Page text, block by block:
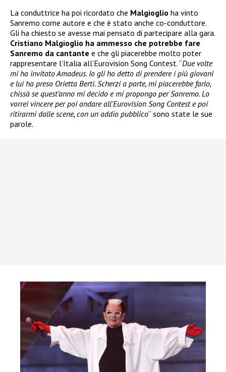
La conduttrice ha poi ricordato che Malgioglio ha vinto
Sanremo come autore e che è stato anche co-conduttore.
Gli ha chiesto se avesse mai pensato di partecipare alla gara.
Cristiano Malgioglio ha ammesso che potrebbe fare
Sanremo da cantante e che gli piacerebbe molto poter
rappresentare l’Italia all’Eurovision Song Contest. “Due volte
mi ha invitato Amadeus. Io gli ho detto di prendere i più giovani
e lui ha preso Orietta Berti. Scherzi a parte, mi piacerebbe farlo,
chissà se quest’anno mi decido e mi propongo per Sanremo. Lo
vorrei vincere per poi andare all’Eurovision Song Contest e poi
ritirarmi dalle scene, con un addio pubblico” sono state le sue
parole.